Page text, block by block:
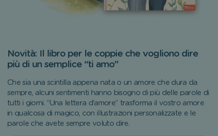
Novità: Il libro per le coppie che vogliono dire
più di un semplice “ti amo”
Che sia una scintilla appena nata o un amore che dura da
sempre, alcuni sentimenti hanno bisogno di più delle parole di
tutti i giorni. “Una lettera d’amore” trasforma il vostro amore
in qualcosa di magico, con illustrazioni personalizzate e le
parole che avete sempre voluto dire.